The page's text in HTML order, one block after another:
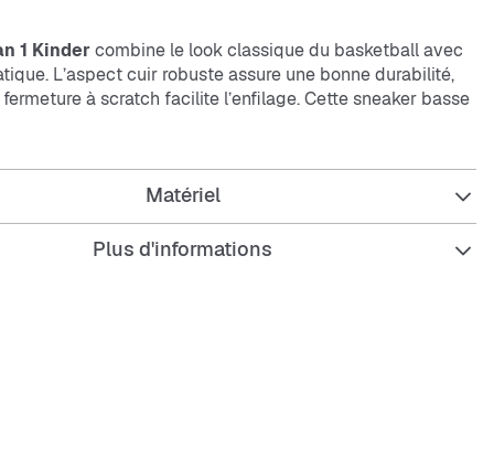
1 Kindercombine le look classique du basketball avec
L’aspect cuir robuste assure une bonne durabilité,
à scratch facilite l’enfilage. Cette sneaker basse
confort pour les enfants actifs.
: Matériel
Plus d'informations